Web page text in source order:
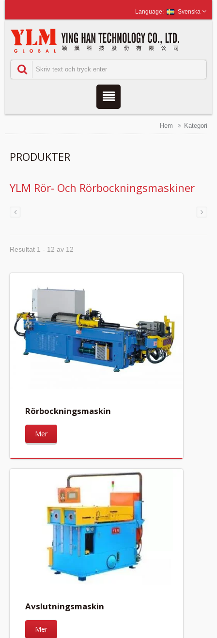
Svenska
Hem Kategori
PRODUKTER
YLM Rör- Och Rörbockningsmaskiner
Resultat 1 - 12 av 12
Rörbockningsmaskin
Mer
Avslutningsmaskin
Mer